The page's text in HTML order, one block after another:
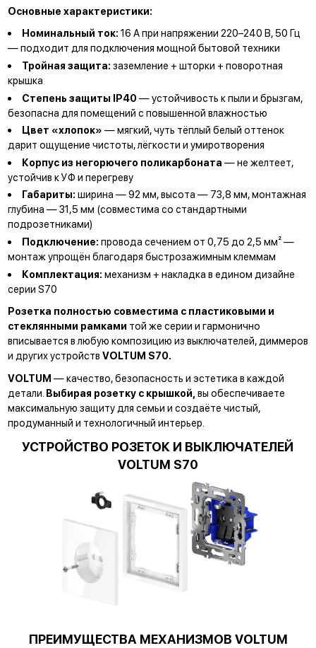
Основные характеристики:
Номинальный ток:16 А при напряжении 220–240 В, 50 Гц
— подходит для подключения мощной бытовой техники
Тройная защита:заземление + шторки + поворотная
крышка
Степень защиты IP40 — устойчивость к пыли и брызгам,
безопасна для помещений с повышенной влажностью
Цвет «хлопок» — мягкий, чуть тёплый белый оттенок
дарит ощущение чистоты, лёгкости и умиротворения
Корпус из негорючего поликарбоната — не желтеет,
устойчив к УФ и перегреву
Габариты:ширина — 92 мм, высота — 73,8 мм, монтажная
глубина — 31,5 мм (совместима со стандартными
подрозетниками)
Подключение: провода сечением от 0,75 до 2,5 мм² —
монтаж упрощён благодаря быстрозажимным клеммам
Комплектация: механизм + накладка в едином дизайне
серии S70
Розетка полностью совместима с пластиковыми и
стеклянными рамками той же серии и гармонично
вписывается в любую композицию из выключателей, диммеров
и других устройств VOLTUM S70.
VOLTUM — качество, безопасность и эстетика в каждой
детали. Выбирая розетку с крышкой, вы обеспечиваете
максимальную защиту для семьи и создаёте чистый,
продуманный и технологичный интерьер.
УСТРОЙСТВО РОЗЕТОК И ВЫКЛЮЧАТЕЛЕЙ
VOLTUM S70
ПРЕИМУЩЕСТВА МЕХАНИЗМОВ VOLTUM